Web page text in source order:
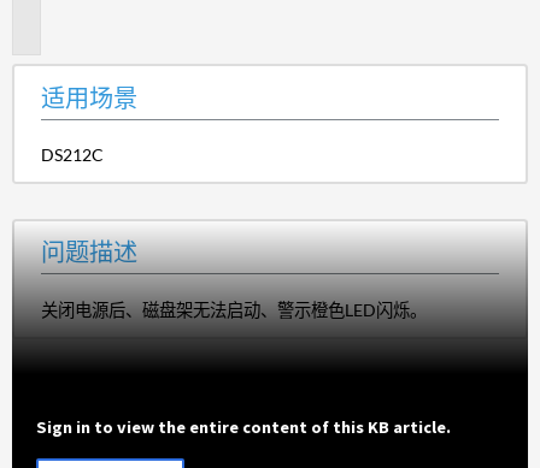
适用场景
DS212C
问题描述
关闭电源后、磁盘架无法启动、警示橙色LED闪烁。
Sign in to view the entire content of this KB article.